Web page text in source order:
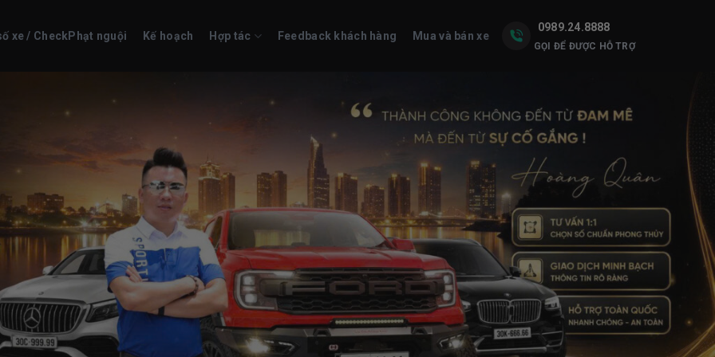
xe / CheckPhạt nguội Kế hoạch Hợp tác Feedback khách hàng Mua và bán xe
0989.24.8888
GỌI ĐỂ ĐƯỢC HỖ TRỢ